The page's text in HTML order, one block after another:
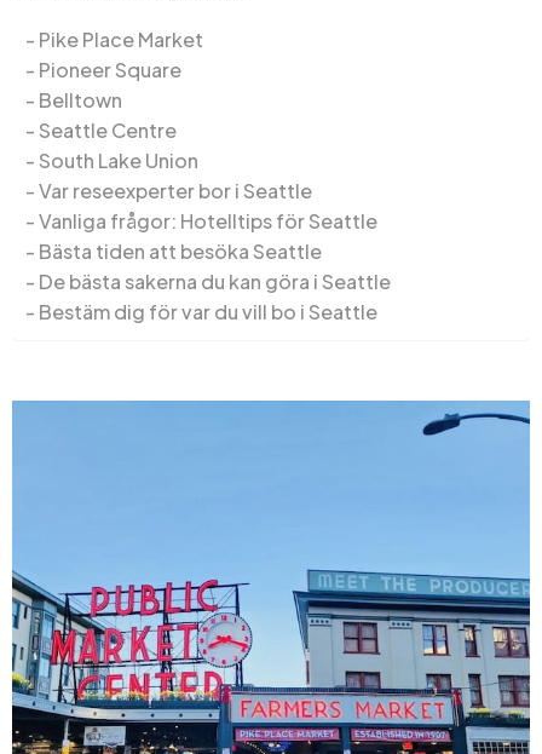
Pike Place Market
Pioneer Square
Belltown
Seattle Centre
South Lake Union
Var reseexperter bor i Seattle
Vanliga frågor: Hotelltips för Seattle
Bästa tiden att besöka Seattle
De bästa sakerna du kan göra i Seattle
Bestäm dig för var du vill bo i Seattle